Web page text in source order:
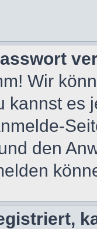
Wir
kannst es
den